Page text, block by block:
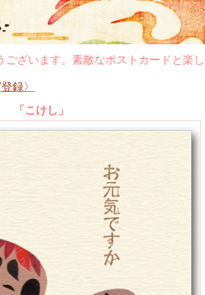
ざいます。素敵なポストカードと楽し
録〉
「こけし」